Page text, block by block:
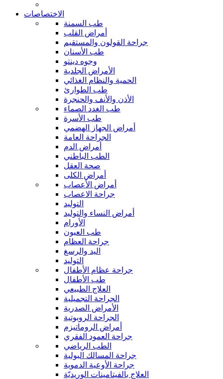
الاختصاصات
طب السمنة
أمراض القلب
جراحة القولون والمستقيم
طب الأسنان
وجوه دينتو
الأمراض الجلدية
الحمية والنظام الغذائي
طب الطوارئ
الأذن والأنف والحنجرة
طب الغدد الصماء
طب الأسرة
أمراض الجهاز الهضمي
الجراحة العامة
أمراض الدم
الطب الباطني
صحة العقل
أمراض الكلى
أمراض الأعصاب
جراحة الاعصاب
التوليد
أمراض النساء والتوليد
الأورام
طب العيون
جراحة العظام
اليد والرسغ
التوليد
جراحة عظام الأطفال
طب الأطفال
العلاج الطبيعي
الجراحة التجميلية
الأمراض الصدرية
الجراحة الروبوتية
أمراض الروماتيزم
جراحة العمود الفقري
الطب الرياضي
جراحة المسالك البولية
جراحة الأوعية الدموية
العلاج بالفيتامينات الوريديّة